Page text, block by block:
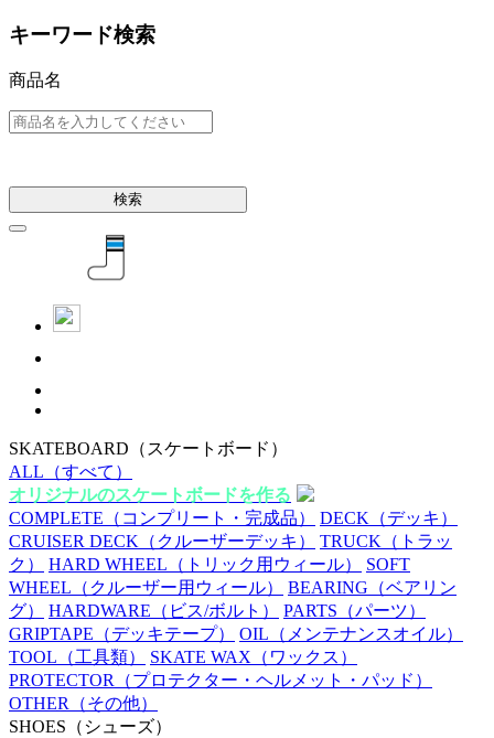
キーワード検索
商品名
検索
SKATEBOARD （スケートボード）
ALL （すべて）
オリジナルのスケートボードを作る
COMPLETE （コンプリート・完成品） DECK （デッキ）
CRUISER DECK （クルーザーデッキ） TRUCK （トラッ
ク）
HARD WHEEL （トリック用ウィール）
SOFT
WHEEL （クルーザー用ウィール） BEARING （ベアリン
グ）
HARDWARE （ビス/ボルト） PARTS （パーツ）
GRIPTAPE （デッキテープ） OIL （メンテナンスオイル）
TOOL （工具類） SKATE WAX （ワックス）
PROTECTOR （プロテクター・ヘルメット・パッド）
OTHER （その他）
SHOES （シューズ）